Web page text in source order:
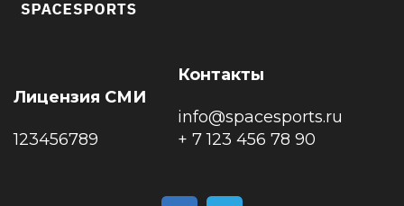
Лицензия СМИ
123456789
Контакты
info@spacesports.ru
+ 7 123 456 78 90